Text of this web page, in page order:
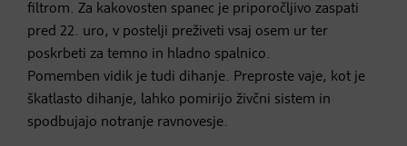
filtrom. Za kakovosten spanec je priporočljivo zaspati
pred 22. uro, v postelji preživeti vsaj osem ur ter
poskrbeti za temno in hladno spalnico.
Pomemben vidik je tudi dihanje. Preproste vaje, kot je
škatlasto dihanje, lahko pomirijo živčni sistem in
spodbujajo notranje ravnovesje.